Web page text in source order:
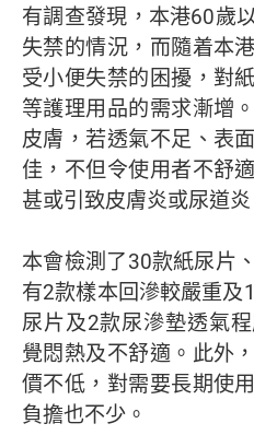
有調查發現，本港60歲
失禁的情況，而隨着本
受小便失禁的困擾，對
等護理用品的需求漸增
皮膚，若透氣不足、表
佳，不但令使用者不舒
甚或引致皮膚炎或尿道炎
本會檢測了30款紙尿片
有2款樣本回滲較嚴重
尿片及2款尿滲墊透氣
覺悶熱及不舒適。此外
價不低，對需要長期使
負擔也不少。